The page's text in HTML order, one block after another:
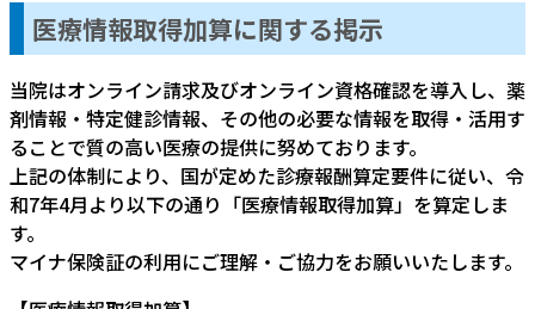
医療情報取得加算に関する掲示
当院はオンライン請求及びオンライン資格確認を導入し、薬
剤情報・特定健診情報、その他の必要な情報を取得・活用す
ることで質の高い医療の提供に努めております。
上記の体制により、国が定めた診療報酬算定要件に従い、令
和7年4月より以下の通り「医療情報取得加算」を算定しま
す。
マイナ保険証の利用にご理解・ご協力をお願いいたします。